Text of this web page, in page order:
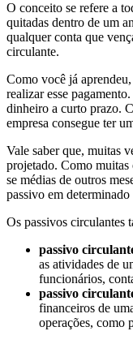
O conceito se refere a
quitadas dentro de um
qualquer conta que
circulante.
Como você já
realizar esse
dinheiro a curto prazo.
empresa consegue ter
Vale saber que, muitas
projetado. Como muitas
se médias de outros
passivo em
Os passivos circulantes
passivo
as atividades de
funcionários,
passivo
financeiros de
operações, como